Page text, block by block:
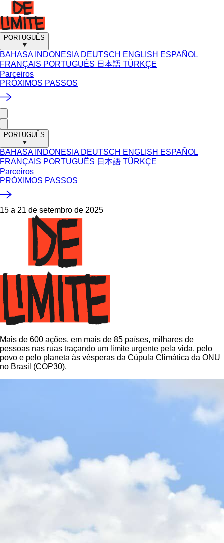
PORTUGUÊS
BAHASA INDONESIA DEUTSCH ENGLISH ESPAÑOL
FRANÇAIS PORTUGUÊS 日本語 TÜRKÇE
Parceiros
PRÓXIMOS PASSOS
PORTUGUÊS
BAHASA INDONESIA DEUTSCH ENGLISH ESPAÑOL
FRANÇAIS PORTUGUÊS 日本語 TÜRKÇE
Parceiros
PRÓXIMOS PASSOS
15 a 21 de setembro de 2025
Mais de 600 ações, em mais de 85 países, milhares de
pessoas nas ruas traçando um limite urgente pela vida, pelo
povo e pelo planeta às vésperas da Cúpula Climática da ONU
no Brasil (COP30).